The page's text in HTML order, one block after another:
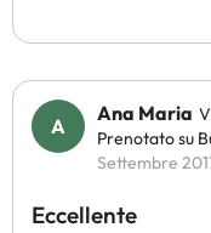
Ana Maria
Prenotato su
Settembre
Eccellente